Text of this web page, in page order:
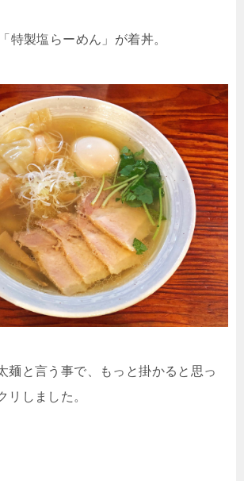
特製塩らーめん」が着丼。
麺と言う事で、もっと掛かると思っ
リしました。